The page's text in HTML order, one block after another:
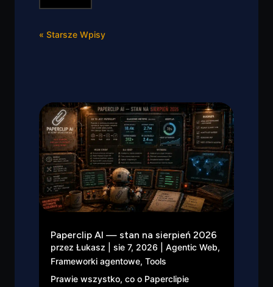
« Starsze Wpisy
Paperclip AI — stan na sierpień 2026
przez Łukasz sie 7, 2026 Agentic Web,
Frameworki agentowe, Tools
Prawie wszystko, co o Paperclipie